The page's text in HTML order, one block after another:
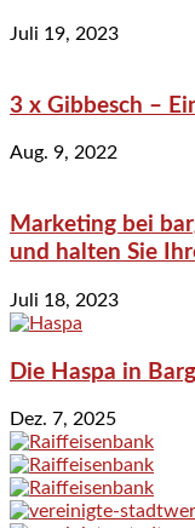
Juli 19, 2023
3 x Gibbesch –
Aug. 9, 2022
Marketing bei
und halten Sie
Juli 18, 2023
Die Haspa in
Dez. 7, 2025